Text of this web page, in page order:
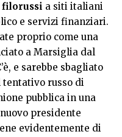
filorussi a siti italiani
e servizi finanziari.
proprio come una
a Marsiglia dal
e sarebbe sbagliato
tentativo russo di
pubblica in una
presidente
evidentemente di